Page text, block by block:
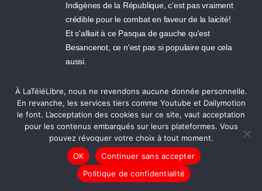
Indigènes de la République, c'est pas vraiment
crédible pour le combat en faveur de la laicité!
Et s'alliait à ce Pasqua de gauche qu'est
Besancenot, ce n'est pas si populaire que cela
aussi.
15/10/2008 12:44 - Gigi
ouais ben j'y étais, ben j'y suis souvent, et
ben... j'y serai encore souvent!!! merci aux
Origines Contrôlées pour ces bonheurs là!!! et
merci à vous pour les images! besitos!
31/07/2008 10:03 - oimdala
À LaTéléLibre, nous ne revendons aucune donnée personnelle.
En revanche, les services tiers comme Youtube et Dailymotion
le font. L’acceptation des cookies sur ce site, vaut acceptation
pour les contenus embarqués sur leurs plateformes. Vous
pouvez révoquer votre choix à tout moment.
OK
Continuer sans accepter
Politique de confidentialité